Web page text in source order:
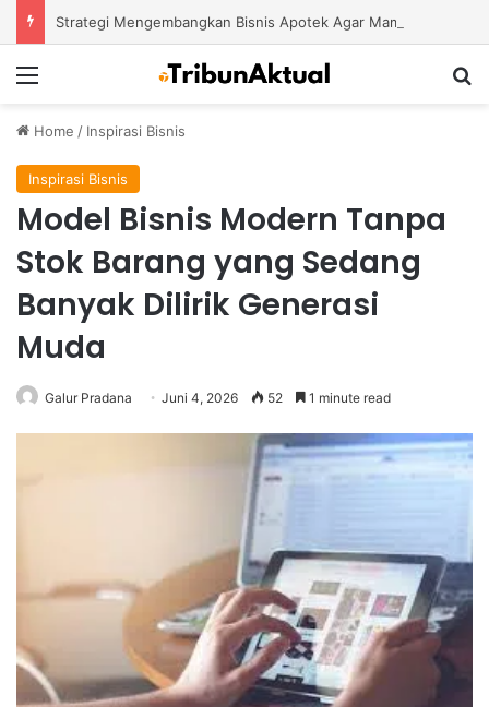
Home / Inspirasi Bisnis
Inspirasi Bisnis
Model Bisnis Modern Tanpa
Stok Barang yang Sedang
Banyak Dilirik Generasi
Muda
Galur Pradana Juni 4, 2026 52 1 minute read